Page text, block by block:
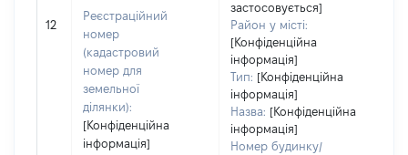
12
Реєстраційний
номер
(кадастровий
номер для
земельної
ділянки):
[Конфіденційна
інформація]
застосовується]
Район у місті:
[Конфіденційна
інформація]
Тип: [Конфіденційна
інформація]
Назва: [Конфіденційна
інформація]
Номер будинку/